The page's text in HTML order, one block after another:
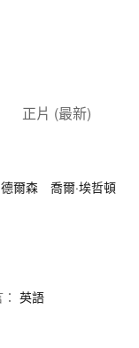
正片 (最新)
爾森
喬爾·埃哲頓
英語